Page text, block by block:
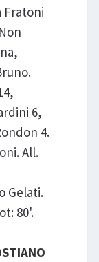
Fratoni
6,
4.
All.
Gelati.
80'.